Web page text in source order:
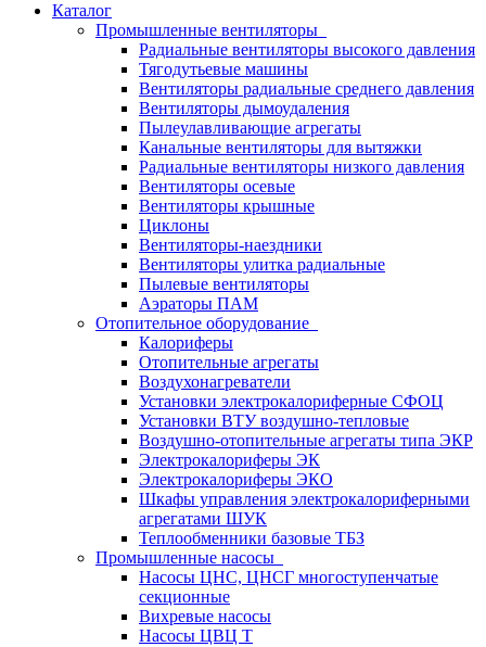
Каталог
Промышленные вентиляторы
Радиальные вентиляторы высокого давления
Тягодутьевые машины
Вентиляторы радиальные среднего давления
Вентиляторы дымоудаления
Пылеулавливающие агрегаты
Канальные вентиляторы для вытяжки
Радиальные вентиляторы низкого давления
Вентиляторы осевые
Вентиляторы крышные
Циклоны
Вентиляторы-наездники
Вентиляторы улитка радиальные
Пылевые вентиляторы
Аэраторы ПАМ
Отопительное оборудование
Калориферы
Отопительные агрегаты
Воздухонагреватели
Установки электрокалориферные СФОЦ
Установки ВТУ воздушно-тепловые
Воздушно-отопительные агрегаты типа ЭКР
Электрокалориферы ЭК
Электрокалориферы ЭКО
Шкафы управления электрокалориферными
агрегатами ШУК
Теплообменники базовые ТБЗ
Промышленные насосы
Насосы ЦНС, ЦНСГ многоступенчатые
секционные
Вихревые насосы
Насосы ЦВЦ Т